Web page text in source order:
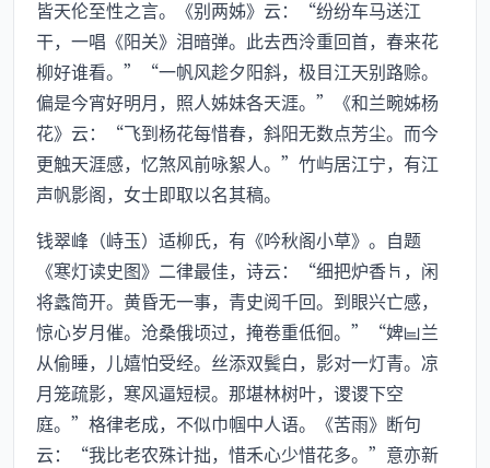
皆天伦至性之言。《别两姊》云：“纷纷车马送江
干，一唱《阳关》泪暗弹。此去西泠重回首，春来花
柳好谁看。”“一帆风趁夕阳斜，极目江天别路赊。
偏是今宵好明月，照人姊妹各天涯。”《和兰畹姊杨
花》云：“飞到杨花每惜春，斜阳无数点芳尘。而今
更触天涯感，忆煞风前咏絮人。”竹屿居江宁，有江
声帆影阁，女士即取以名其稿。
钱翠峰（峙玉）适柳氏，有《吟秋阁小草》。自题
《寒灯读史图》二律最佳，诗云：“细把炉香，闲
将蠡简开。黄昏无一事，青史阅千回。到眼兴亡感，
惊心岁月催。沧桑俄顷过，掩卷重低徊。”“婢兰
从偷睡，儿嬉怕受经。丝添双鬓白，影对一灯青。凉
月笼疏影，寒风逼短棂。那堪林树叶，谡谡下空
庭。”格律老成，不似巾帼中人语。《苦雨》断句
云：“我比老农殊计拙，惜禾心少惜花多。”意亦新